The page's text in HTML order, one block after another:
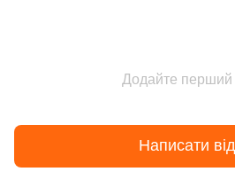
Додайте перший
Написати